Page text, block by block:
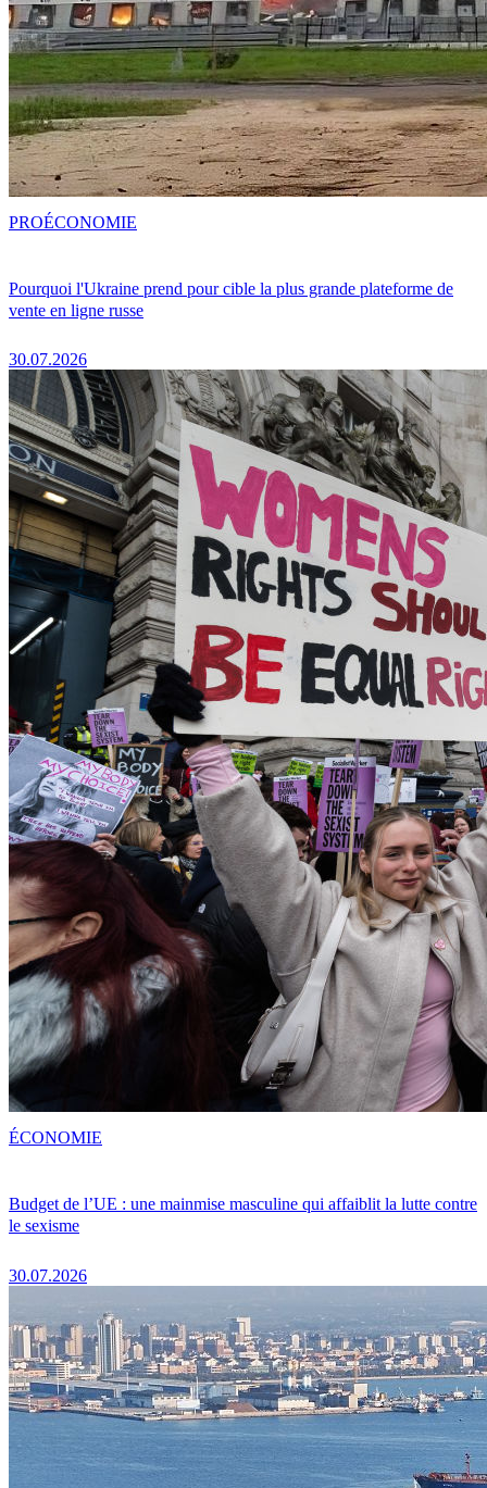
Pourquoi l'Ukraine prend pour cible la plus grande plateforme de
vente en ligne russe
30.07.2026
PROÉCONOMIE
Budget de l’UE : une mainmise masculine qui affaiblit la lutte contre
le sexisme
30.07.2026
ÉCONOMIE